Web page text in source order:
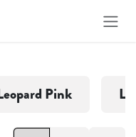
Pink